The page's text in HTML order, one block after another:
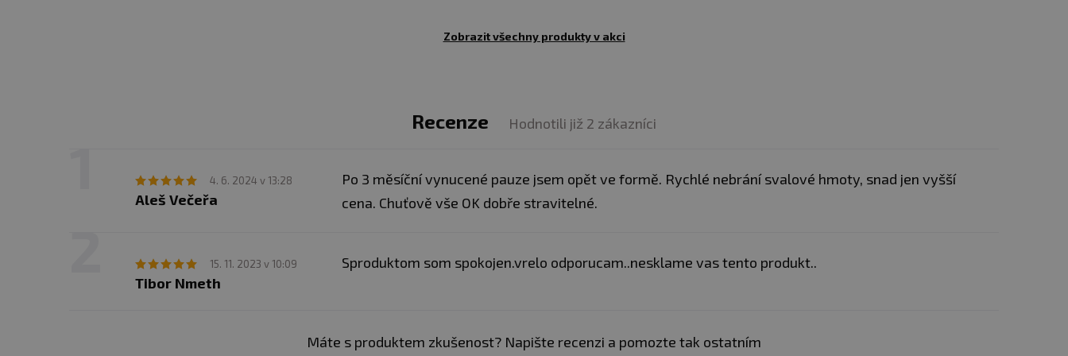
277 mg
2,2 mg
Zobrazit všechny produkty v akci
Recenze Hodnotili již 2 zákazníci
4. 6. 2024 v 13:28
Aleš Večeřa
Po 3 měsíční vynucené pauze jsem opět ve formě. Rychlé nebrání svalové hmoty, snad jen vyšší
cena. Chuťově vše OK dobře stravitelné.
15. 11. 2023 v 10:09
Tibor Nmeth
Sproduktom som spokojen.vrelo odporucam..nesklame vas tento produkt..
Máte s produktem zkušenost? Napište recenzi a pomozte tak ostatním